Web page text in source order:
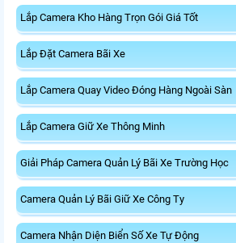
Lắp Camera Kho Hàng Trọn Gói Giá Tốt
Lắp Đặt Camera Bãi Xe
Lắp Camera Quay Video Đóng Hàng Ngoài Sàn
Lắp Camera Giữ Xe Thông Minh
Giải Pháp Camera Quản Lý Bãi Xe Trường Học
Camera Quản Lý Bãi Giữ Xe Công Ty
Camera Nhận Diện Biển Số Xe Tự Động